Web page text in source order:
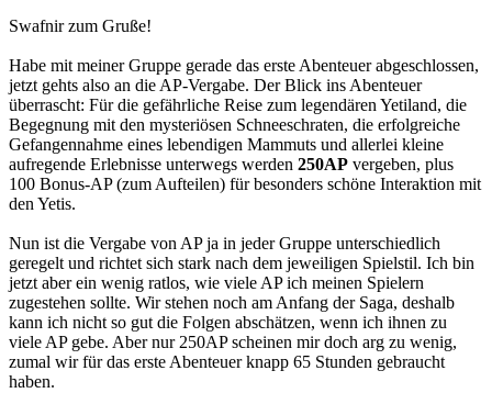
Swafnir zum Gruße!
Habe mit meiner Gruppe gerade das erste Abenteuer abgeschlossen,
jetzt gehts also an die AP-Vergabe. Der Blick ins Abenteuer
überrascht: Für die gefährliche Reise zum legendären Yetiland, die
Begegnung mit den mysteriösen Schneeschraten, die erfolgreiche
Gefangennahme eines lebendigen Mammuts und allerlei kleine
aufregende Erlebnisse unterwegs werden 250AP vergeben, plus
100 Bonus-AP (zum Aufteilen) für besonders schöne Interaktion mit
den Yetis.
Nun ist die Vergabe von AP ja in jeder Gruppe unterschiedlich
geregelt und richtet sich stark nach dem jeweiligen Spielstil. Ich bin
jetzt aber ein wenig ratlos, wie viele AP ich meinen Spielern
zugestehen sollte. Wir stehen noch am Anfang der Saga, deshalb
kann ich nicht so gut die Folgen abschätzen, wenn ich ihnen zu
viele AP gebe. Aber nur 250AP scheinen mir doch arg zu wenig,
zumal wir für das erste Abenteuer knapp 65 Stunden gebraucht
haben.